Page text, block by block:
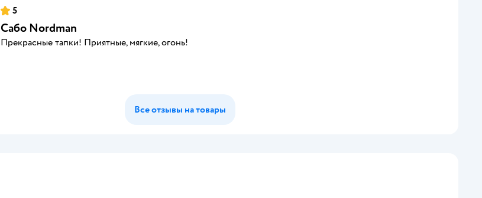
5
Сабо Nordman
Прекрасные тапки! Приятные, мягкие, огонь!
Все отзывы на товары